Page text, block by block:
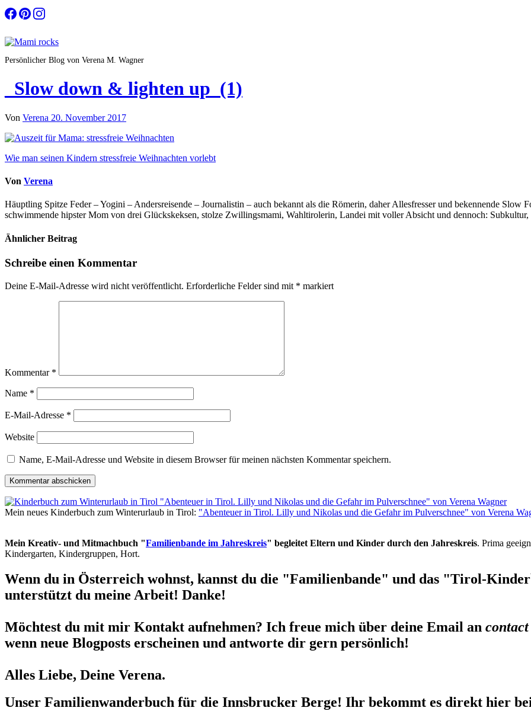
Zum
Inhalt
Persönlicher Blog von Verena M. Wagner
_Slow down & lighten up_(1)
Von Verena 20. November 2017
Beitragsnavigation
Wie man seinen Kindern stressfreie Weihnachten vorlebt
Von Verena
Häuptling Spitze Feder – Yogini – Andersreisende – Journalistin – auch bekannt als die Römerin, daher Allesfresser und bekennende Slow
schwimmende hipster Mom von drei Glückskeksen, stolze Zwillingsmami, Wahltirolerin, Landei mit voller Absicht und dennoch:
Ähnlicher Beitrag
Schreibe einen Kommentar
Deine E-Mail-Adresse wird nicht veröffentlicht. Erforderliche Felder sind mit * markiert
Kommentar *
Name *
E-Mail-Adresse *
Website
Name, E-Mail-Adresse und Website in diesem Browser für meinen nächsten Kommentar speichern.
Mein neues Kinderbuch zum Winterurlaub in Tirol: "Abenteuer in Tirol. Lilly und Nikolas und die Gefahr im Pulverschnee" von Verena
Mein Kreativ- und Mitmachbuch "Familienbande im Jahreskreis" begleitet Eltern und Kinder durch den Jahreskreis. Prima
Kindergarten, Kindergruppen, Hort.
Wenn du in Österreich wohnst, kannst du die "Familienbande" und das "Tirol-
unterstützt du meine Arbeit! Danke!
Möchtest du mit mir Kontakt aufnehmen? Ich freue mich über deine Email an
wenn neue Blogposts erscheinen und antworte dir gern persönlich!
Alles Liebe, Deine Verena.
Unser Familienwanderbuch für die Innsbrucker Berge! Ihr bekommt es direkt hier